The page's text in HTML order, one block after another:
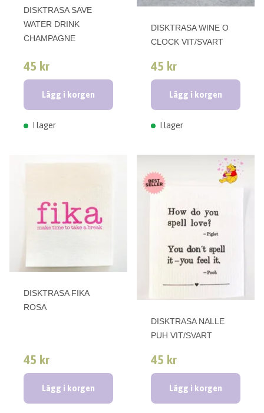
DISKTRASA SAVE
WATER DRINK
CHAMPAGNE
45 kr
Lägg i korgen
I lager
DISKTRASA WINE O
CLOCK VIT/SVART
45 kr
Lägg i korgen
I lager
DISKTRASA FIKA
ROSA
45 kr
Lägg i korgen
DISKTRASA NALLE
PUH VIT/SVART
45 kr
Lägg i korgen